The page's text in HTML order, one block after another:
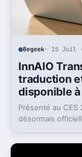
Begeek· 15 Juil
InnAIO
traduction
disponible
Présenté au CES
désormais
enregistrement